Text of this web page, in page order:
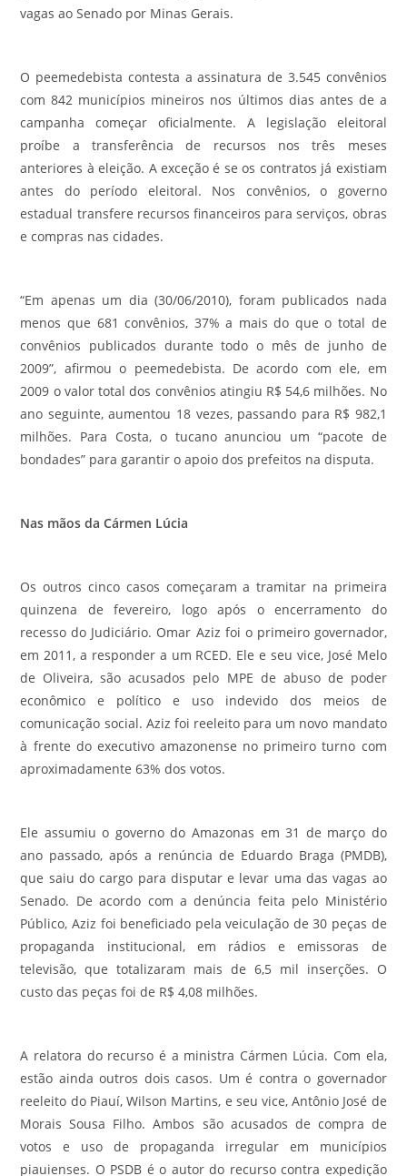
vagas ao Senado por Minas Gerais.
O peemedebista contesta a assinatura de 3.545 convênios
com 842 municípios mineiros nos últimos dias antes de a
campanha começar oficialmente. A legislação eleitoral
proíbe a transferência de recursos nos três meses
anteriores à eleição. A exceção é se os contratos já existiam
antes do período eleitoral. Nos convênios, o governo
estadual transfere recursos financeiros para serviços, obras
e compras nas cidades.
“Em apenas um dia (30/06/2010), foram publicados nada
menos que 681 convênios, 37% a mais do que o total de
convênios publicados durante todo o mês de junho de
2009”, afirmou o peemedebista. De acordo com ele, em
2009 o valor total dos convênios atingiu R$ 54,6 milhões. No
ano seguinte, aumentou 18 vezes, passando para R$ 982,1
milhões. Para Costa, o tucano anunciou um “pacote de
bondades” para garantir o apoio dos prefeitos na disputa.
Nas mãos da Cármen Lúcia
Os outros cinco casos começaram a tramitar na primeira
quinzena de fevereiro, logo após o encerramento do
recesso do Judiciário. Omar Aziz foi o primeiro governador,
em 2011, a responder a um RCED. Ele e seu vice, José Melo
de Oliveira, são acusados pelo MPE de abuso de poder
econômico e político e uso indevido dos meios de
comunicação social. Aziz foi reeleito para um novo mandato
à frente do executivo amazonense no primeiro turno com
aproximadamente 63% dos votos.
Ele assumiu o governo do Amazonas em 31 de março do
ano passado, após a renúncia de Eduardo Braga (PMDB),
que saiu do cargo para disputar e levar uma das vagas ao
Senado. De acordo com a denúncia feita pelo Ministério
Público, Aziz foi beneficiado pela veiculação de 30 peças de
propaganda institucional, em rádios e emissoras de
televisão, que totalizaram mais de 6,5 mil inserções. O
custo das peças foi de R$ 4,08 milhões.
A relatora do recurso é a ministra Cármen Lúcia. Com ela,
estão ainda outros dois casos. Um é contra o governador
reeleito do Piauí, Wilson Martins, e seu vice, Antônio José de
Morais Sousa Filho. Ambos são acusados de compra de
votos e uso de propaganda irregular em municípios
piauienses. O PSDB é o autor do recurso contra expedição